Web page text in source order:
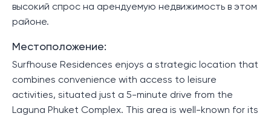
высокий спрос на арендуемую недвижимость в этом
районе.
Местоположение:
Surfhouse Residences enjoys a strategic location that
combines convenience with access to leisure
activities, situated just a 5-minute drive from the
Laguna Phuket Complex. This area is well-known for its